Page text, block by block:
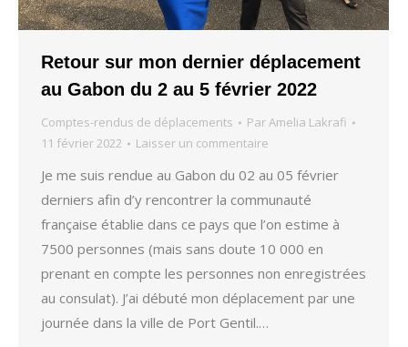
Retour sur mon dernier déplacement
au Gabon du 2 au 5 février 2022
Comptes-rendus de déplacements ParAmelia Lakrafi
11 février 2022
Laisser un commentaire
Je me suis rendue au Gabon du 02 au 05 février
derniers afin d’y rencontrer la communauté
française établie dans ce pays que l’on estime à
7500 personnes (mais sans doute 10 000 en
prenant en compte les personnes non enregistrées
au consulat). J’ai débuté mon déplacement par une
journée dans la ville de Port Gentil.…